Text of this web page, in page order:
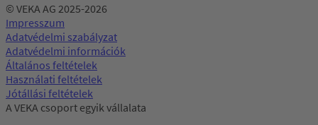
© VEKA AG 2025-2026
Impresszum
Adatvédelmi szabályzat
Adatvédelmi információk
Általános feltételek
Használati feltételek
Jótállási feltételek
A VEKA csoport egyik vállalata